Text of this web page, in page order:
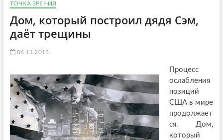
ТОЧКА ЗРЕНИЯ
Дом, который построил дядя Сэм,
даёт трещины
06.11.2013
Процесс
ослабления
позиций
США в мире
продолжает
ся. Дом,
который